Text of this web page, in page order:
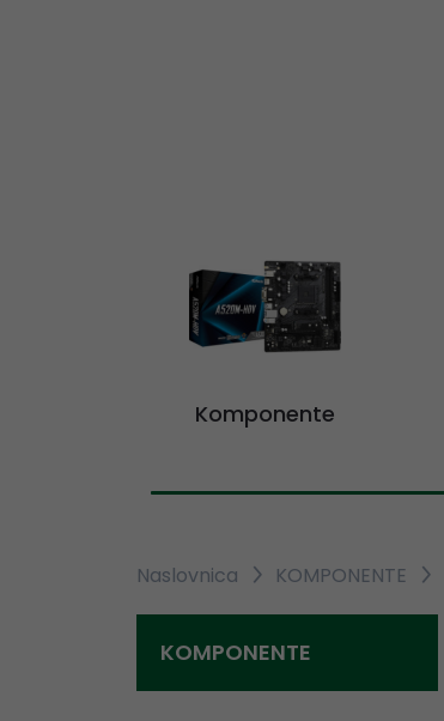
Komponente
Naslovnica KOMPONENTE
KOMPONENTE